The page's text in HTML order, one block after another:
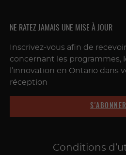
NE RATEZ JAMAIS UNE MISE À JOUR
Inscrivez-vous afin de
concernant les programmes,
l’innovation en Ontario dans
réception
S'ABONNER
Conditions